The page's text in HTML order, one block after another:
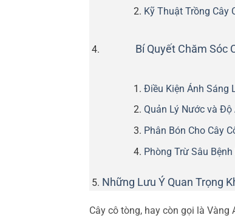
Kỹ Thuật Trồng Cây
Bí Quyết Chăm Sóc
Điều Kiện Ánh Sáng
Quản Lý Nước và Độ
Phân Bón Cho Cây
Phòng Trừ Sâu Bệnh
Những Lưu Ý Quan Trọng
Cây cô tòng, hay còn gọi là Vàng